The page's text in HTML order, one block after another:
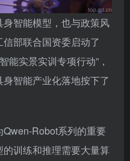
智能模型，也与政策风
部联合国资委启动了
能实景实训专项行动”，
智能产业化落地按下了
Robot系列的重要
训练和推理需要大量算